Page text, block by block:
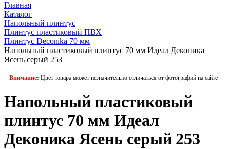
Главная
Каталог
Напольный плинтус
Плинтус пластиковый ПВХ
Плинтус Deconika 70 мм
Напольный пластиковый плинтус 70 мм Идеал Деконика
Ясень серый 253
Внимание: Цвет товара может незначительно отличаться от фотографий на сайте
Напольный пластиковый
плинтус 70 мм Идеал
Деконика Ясень серый 253